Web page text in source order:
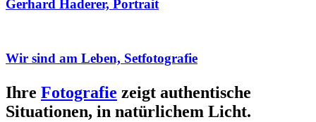
Gerhard Haderer, Portrait
Wir sind am Leben, Setfotografie
Ihre Fotografie zeigt authentische
Situationen, in natürlichem Licht.